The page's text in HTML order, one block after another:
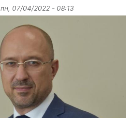
пн, 07/04/2022 - 08:13